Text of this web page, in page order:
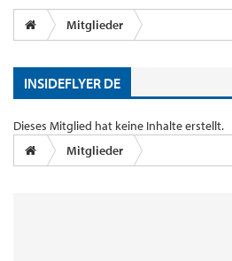
Mitglieder
INSIDEFLYER DE
Dieses Mitglied hat keine Inhalte erstellt.
Mitglieder